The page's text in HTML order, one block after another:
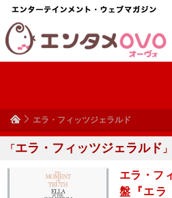
エラ・フィッツジェラルド
「エラ・フィッツジェラルド
エラ・フ
盤『エラ